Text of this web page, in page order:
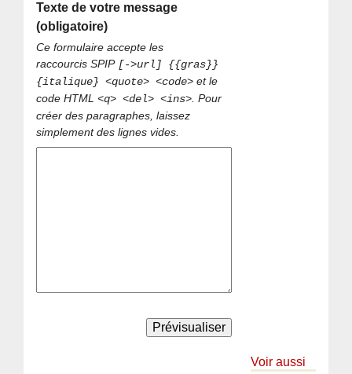
Texte de votre message
(obligatoire)
Ce formulaire accepte les
raccourcis SPIP [->url] {{gras}}
{italique} <quote> <code> et le
code HTML<q> <del> <ins>. Pour
créer des paragraphes, laissez
simplement des lignes vides.
Voir aussi